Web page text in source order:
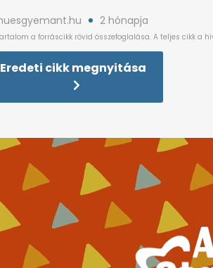
2 hónapja
Eredeti cikk megnyitása